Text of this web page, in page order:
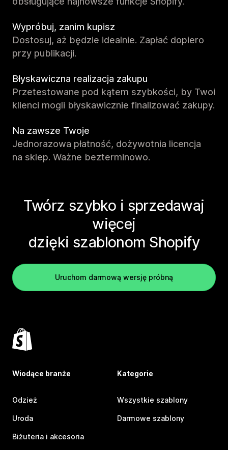
Wypróbuj, zanim kupisz
Dostosuj, aż będzie idealnie. Zapłać dopiero
przy publikacji.
Błyskawiczna realizacja zakupu
Przetestowane pod kątem szybkości, by Twoi
klienci mogli błyskawicznie finalizować zakupy.
Na zawsze Twoje
Jednorazowa płatność, dożywotnia licencja
na sklep. Ważne bezterminowo.
Twórz szybko i sprzedawaj
więcej
dzięki szablonom Shopify
Uruchom darmową wersję próbną
Wiodące branże
Odzież
Uroda
Biżuteria i akcesoria
Kategorie
Wszystkie szablony
Darmowe szablony